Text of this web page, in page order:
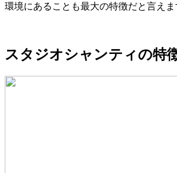
環境にある ことも最大の特徴だと言えま
スタジオシャンティの特